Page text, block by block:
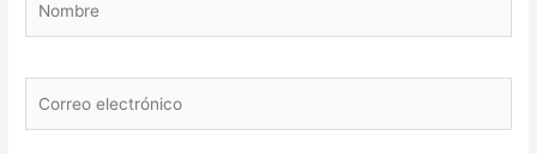
electrónico